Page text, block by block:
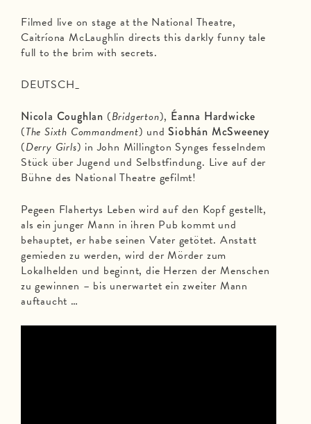
Filmed live on stage at the National Theatre,
Caitríona McLaughlin directs this darkly funny tale
full to the brim with secrets.
DEUTSCH_
Nicola Coughlan (Bridgerton), Éanna Hardwicke
(The Sixth Commandment) undSiobhán McSweeney
(Derry Girls) in John Millington Synges fesselndem
Stück über Jugend und Selbstfindung. Live auf der
Bühne des National Theatre gefilmt!
Pegeen Flahertys Leben wird auf den Kopf gestellt,
als ein junger Mann in ihren Pub kommt und
behauptet, er habe seinen Vater getötet. Anstatt
gemieden zu werden, wird der Mörder zum
Lokalhelden und beginnt, die Herzen der Menschen
zu gewinnen – bis unerwartet ein zweiter Mann
auftaucht …